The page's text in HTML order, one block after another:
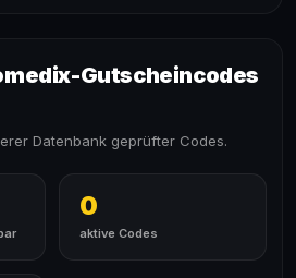
Gutscheincodes
Datenbank geprüfter Codes.
0
aktive Codes